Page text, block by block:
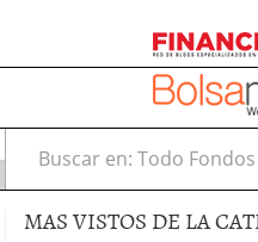
Buscar en:
MAS VISTOS DE LA